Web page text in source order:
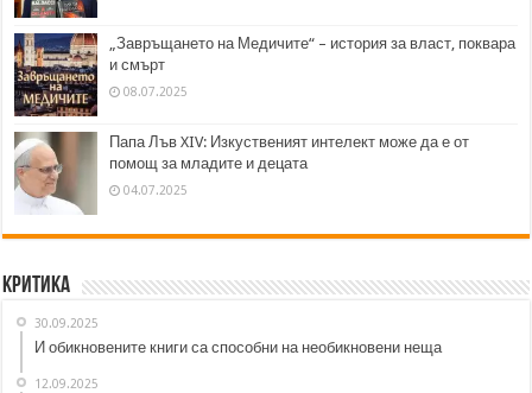
„Завръщането на Медичите“ – история за власт, поквара
и смърт
08.07.2025
Папа Лъв XIV: Изкуственият интелект може да е от
помощ за младите и децата
04.07.2025
Критика
30.09.2025
И обикновените книги са способни на необикновени неща
12.09.2025